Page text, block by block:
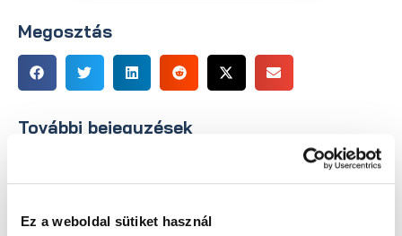
Ez a weboldal sütiket használ
Megosztás
További bejegyzések